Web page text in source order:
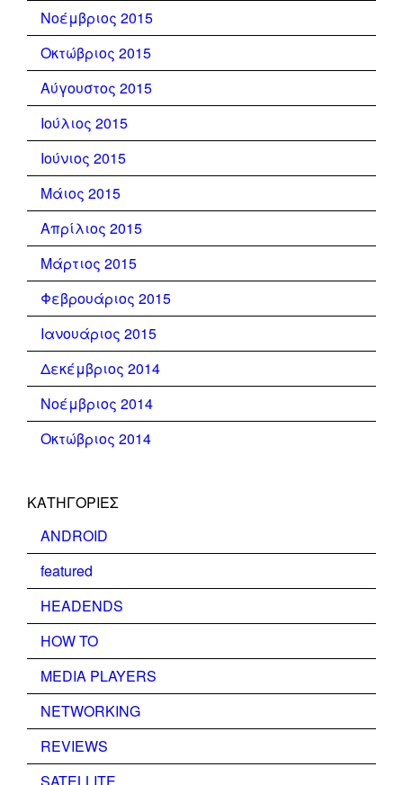
Νοέμβριος 2015
Οκτώβριος 2015
Αύγουστος 2015
Ιούλιος 2015
Ιούνιος 2015
Μάιος 2015
Απρίλιος 2015
Μάρτιος 2015
Φεβρουάριος 2015
Ιανουάριος 2015
Δεκέμβριος 2014
Νοέμβριος 2014
Οκτώβριος 2014
KΑΤΗΓΟΡΊΕΣ
ANDROID
featured
HEADENDS
HOW TO
MEDIA PLAYERS
NETWORKING
REVIEWS